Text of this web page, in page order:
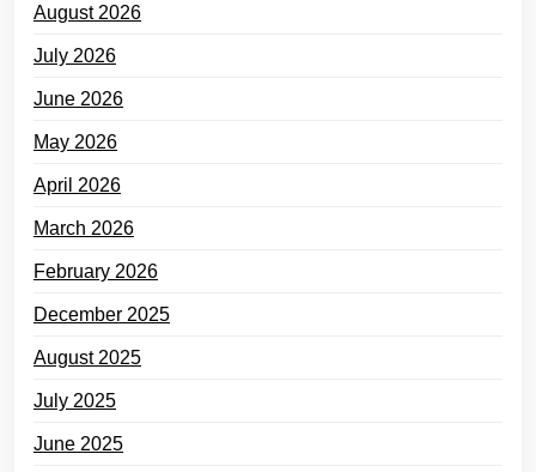
August 2026
July 2026
June 2026
May 2026
April 2026
March 2026
February 2026
December 2025
August 2025
July 2025
June 2025